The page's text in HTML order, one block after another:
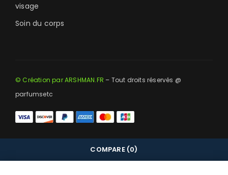
visage
Soin du corps
© Création par ARSHMAN.FR – Tout droits réservés @
parfumsetc
COMPARE (0)